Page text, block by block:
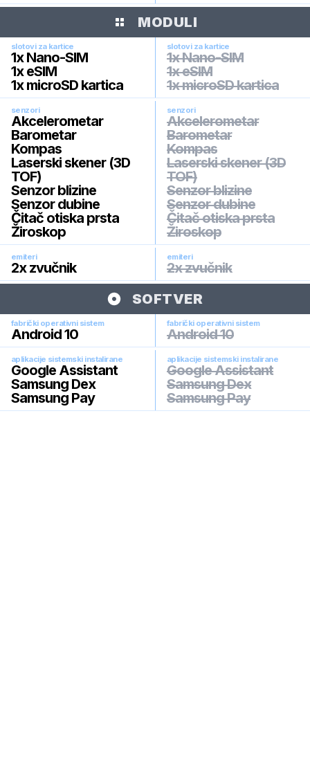
MODULI
slotovi za kartice
1x Nano-SIM
1x eSIM
1x microSD kartica
slotovi za kartice
1x Nano-SIM
1x eSIM
1x microSD kartica
senzori
Akcelerometar
Barometar
Kompas
Laserski skener (3D
TOF)
Senzor blizine
Senzor dubine
Čitač otiska prsta
Žiroskop
senzori
Akcelerometar
Barometar
Kompas
Laserski skener (3D
TOF)
Senzor blizine
Senzor dubine
Čitač otiska prsta
Žiroskop
emiteri
2x zvučnik
emiteri
2x zvučnik
SOFTVER
fabrički operativni sistem
Android 10
fabrički operativni sistem
Android 10
aplikacije sistemski instalirane
Google Assistant
Samsung Dex
Samsung Pay
aplikacije sistemski instalirane
Google Assistant
Samsung Dex
Samsung Pay